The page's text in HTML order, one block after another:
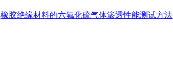
橡胶绝缘材料的六氟化硫气体渗透性能测试方法